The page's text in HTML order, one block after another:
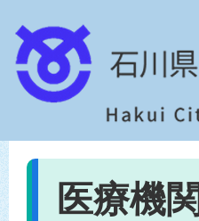
医療機関